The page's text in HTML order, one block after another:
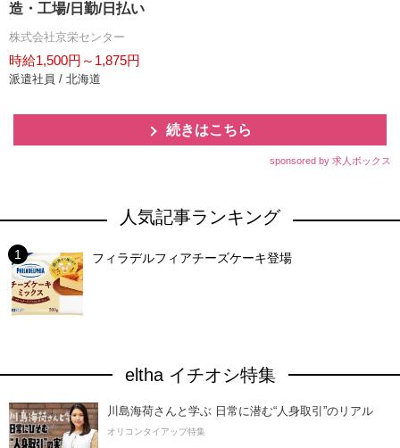
造・工場/日勤/日払い
株式会社京栄センター
時給1,500円～1,875円
派遣社員 / 北海道
続きはこちら
sponsored by 求人ボックス
人気記事ランキング
フィラデルフィアチーズケーキ登場
eltha イチオシ特集
川島海荷さんと学ぶ 日常に潜む“人身取引”のリアル
オリコンタイアップ特集